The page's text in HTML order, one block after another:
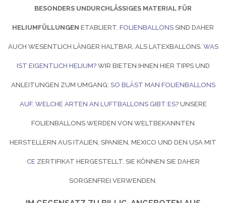
BESONDERS UNDURCHLÄSSIGES MATERIAL FÜR
HELIUMFÜLLUNGEN ETABLIERT. FOLIENBALLONS SIND DAHER
AUCH WESENTLICH LÄNGER HALTBAR, ALS LATEXBALLONS. WAS
IST EIGENTLICH HELIUM?WIR BIETEN IHNEN HIER TIPPS UND
ANLEITUNGEN ZUM UMGANG: SO BLÄST MAN FOLIENBALLONS
AUF. WELCHE ARTEN AN LUFTBALLONS GIBT ES?UNSERE
FOLIENBALLONS WERDEN VON WELTBEKANNTEN
HERSTELLERN AUS ITALIEN, SPANIEN, MEXICO UND DEN USA MIT
CE ZERTIFIKAT HERGESTELLT. SIE KÖNNEN SIE DAHER
SORGENFREI VERWENDEN.